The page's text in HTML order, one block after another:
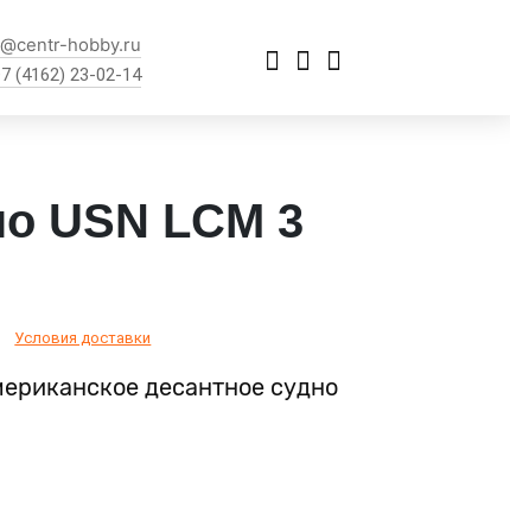
hobby.ru
(4162) 23-02-14
USN LCM 3
Условия доставки
десантное судно